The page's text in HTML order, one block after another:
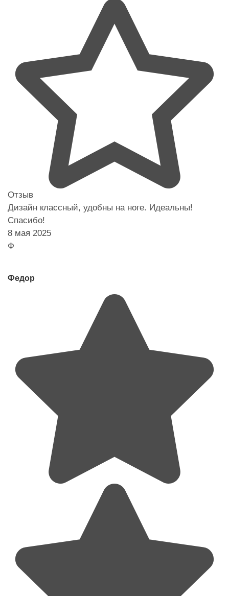
Отзыв
Дизайн классный, удобны на ноге. Идеальны!
Спасибо!
8 мая 2025
Ф
Федор